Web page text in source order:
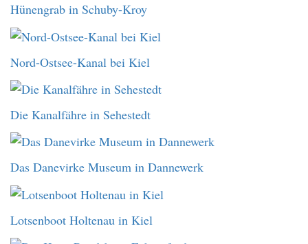
Hünengrab in Schuby-Kroy
Nord-Ostsee-Kanal bei Kiel
Die Kanalfähre in Sehestedt
Das Danevirke Museum in Dannewerk
Lotsenboot Holtenau in Kiel